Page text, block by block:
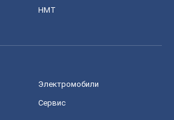
НМТ
Электромобили
Сервис